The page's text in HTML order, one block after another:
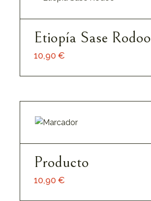
10,90€
Etiopía Sase Rodoo
10,90€
Producto